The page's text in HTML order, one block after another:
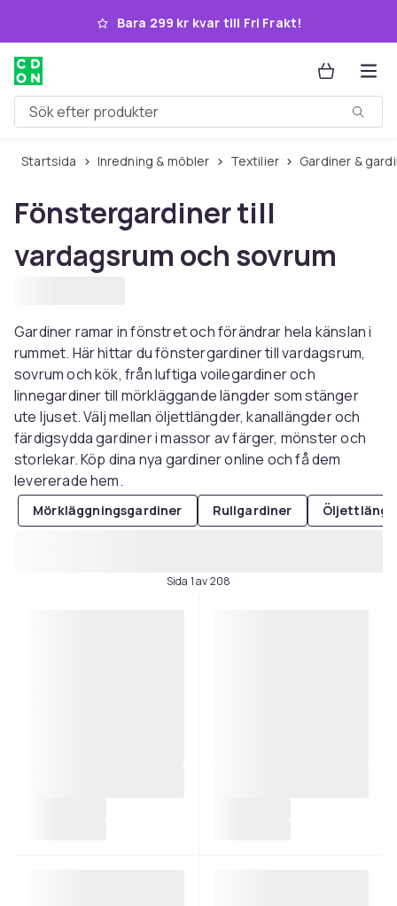
Hoppa till huvudinnehållet
Bara 299 kr kvar till Fri Frakt!
Sök efter produkter
Startsida Inredning & möbler Textilier Gardiner &
Fönstergardiner till
vardagsrum och sovrum
Gardiner ramar in fönstret och förändrar hela känslan i
rummet. Här hittar du fönstergardiner till vardagsrum,
sovrum och kök, från luftiga voilegardiner och
linnegardiner till mörkläggande längder som stänger
ute ljuset. Välj mellan öljettlängder, kanallängder och
färdigsydda gardiner i massor av färger, mönster och
storlekar. Köp dina nya gardiner online och få dem
levererade hem.
Mörkläggningsgardiner Rullgardiner
Sida 1 av 208